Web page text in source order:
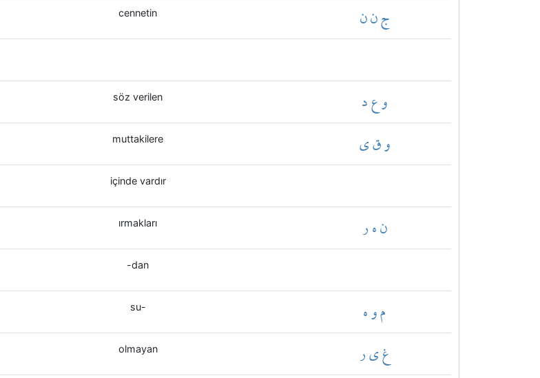
cennetin ج ن ن
söz verilen و ع د
muttakilere و ق ي
içinde vardır
ırmakları ن ه ر
-dan
su- م و ه
olmayan غ ي ر